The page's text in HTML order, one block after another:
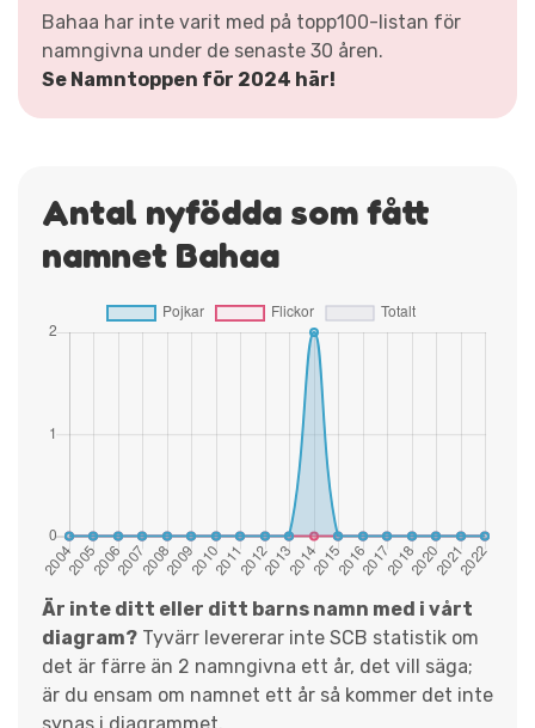
Bahaa har inte varit med på topp100-listan för
namngivna under de senaste 30 åren.
Se Namntoppen för 2024 här!
Antal nyfödda som fått
namnet Bahaa
Är inte ditt eller ditt barns namn med i vårt
diagram? Tyvärr levererar inte SCB statistik om
det är färre än 2 namngivna ett år, det vill säga;
är du ensam om namnet ett år så kommer det inte